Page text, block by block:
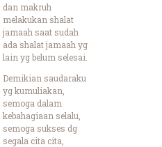
dan makruh
melakukan shalat
jamaah saat sudah
ada shalat jamaah yg
lain yg belum selesai.
Demikian saudaraku
yg kumuliakan,
semoga dalam
kebahagiaan selalu,
semoga sukses dg
segala cita cita,